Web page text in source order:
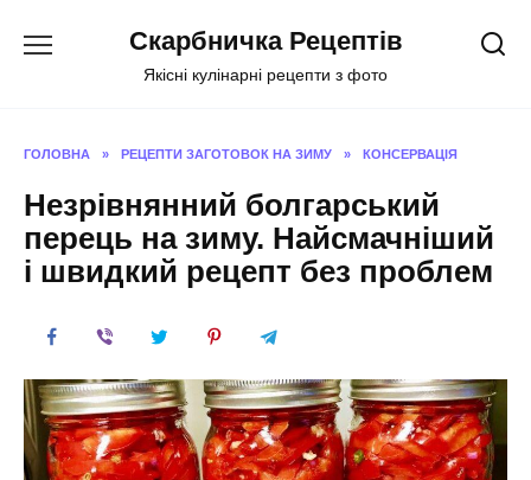
Скарбничка Рецептів
Якісні кулінарні рецепти з фото
ГОЛОВНА » РЕЦЕПТИ ЗАГОТОВОК НА ЗИМУ » КОНСЕРВАЦІЯ
Незрівнянний болгарський
перець на зиму. Найсмачніший
і швидкий рецепт без проблем